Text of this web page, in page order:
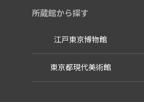
所蔵館から探す
江戸東京博物館
東京都現代美術館